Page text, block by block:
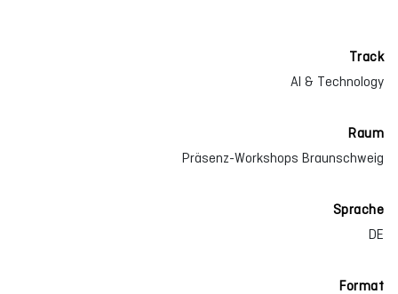
Track
AI & Technology
Raum
Präsenz-Workshops Braunschweig
Sprache
DE
Format